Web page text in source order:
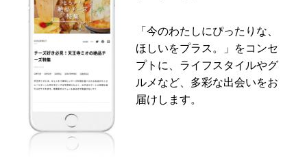
「今のわたしにぴったりな、
ほしいをプラス。」をコンセ
プトに、ライフスタイルやグ
ルメなど、多彩な出会いをお
届けします。